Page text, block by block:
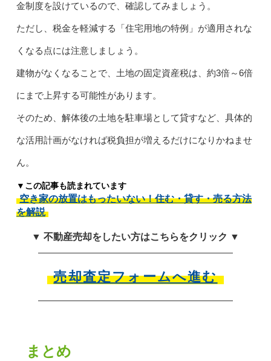
金制度を設けているので、確認してみましょう。
ただし、税金を軽減する「住宅用地の特例」が適用されな
くなる点には注意しましょう。
建物がなくなることで、土地の固定資産税は、約3倍～6倍
にまで上昇する可能性があります。
そのため、解体後の土地を駐車場として貸すなど、具体的
な活用計画がなければ税負担が増えるだけになりかねませ
ん。
▼この記事も読まれています
空き家の放置はもったいない！住む・貸す・売る方法
を解説
▼ 不動産売却をしたい方はこちらをクリック ▼
売却査定フォームへ進む
まとめ